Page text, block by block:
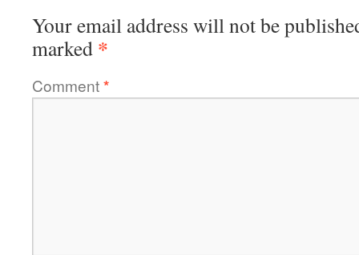
Your email address will not be
marked *
Comment*